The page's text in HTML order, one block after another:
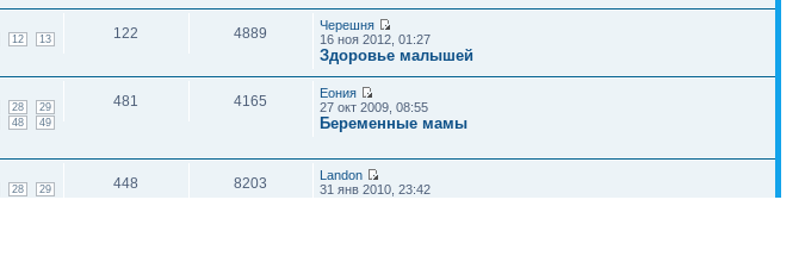
12 13 122 4889
Черешня
16 ноя 2012, 01:27
Здоровье малышей
28
29
48 49
481 4165
Еония
27 окт 2009, 08:55
Беременные мамы
28
29
448 8203
Landon
31 янв 2010, 23:42